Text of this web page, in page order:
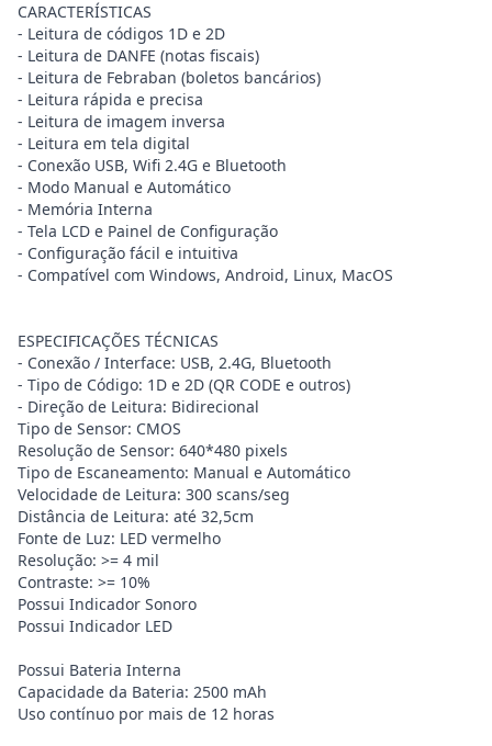
CARACTERÍSTICAS
- Leitura de códigos 1D e 2D
- Leitura de DANFE (notas fiscais)
- Leitura de Febraban (boletos bancários)
- Leitura rápida e precisa
- Leitura de imagem inversa
- Leitura em tela digital
- Conexão USB, Wifi 2.4G e Bluetooth
- Modo Manual e Automático
- Memória Interna
- Tela LCD e Painel de Configuração
- Configuração fácil e intuitiva
- Compatível com Windows, Android, Linux, MacOS
ESPECIFICAÇÕES TÉCNICAS
- Conexão / Interface: USB, 2.4G, Bluetooth
- Tipo de Código: 1D e 2D (QR CODE e outros)
- Direção de Leitura: Bidirecional
Tipo de Sensor: CMOS
Resolução de Sensor: 640*480 pixels
Tipo de Escaneamento: Manual e Automático
Velocidade de Leitura: 300 scans/seg
Distância de Leitura: até 32,5cm
Fonte de Luz: LED vermelho
Resolução: >= 4 mil
Contraste: >= 10%
Possui Indicador Sonoro
Possui Indicador LED
Possui Bateria Interna
Capacidade da Bateria: 2500 mAh
Uso contínuo por mais de 12 horas